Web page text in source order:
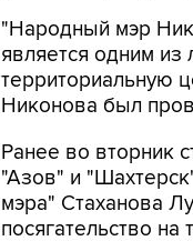
"Народный мэр
является одним из
территориальную
Никонова был
Ранее во вторник
"Азов" и
мэра" Стаханова
посягательство